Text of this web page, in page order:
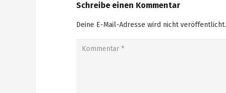
Schreibe einen Kommentar
Deine E-Mail-Adresse wird nicht veröffentlicht.